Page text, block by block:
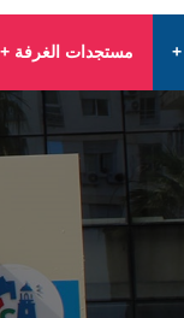
مستجدات الغرفة